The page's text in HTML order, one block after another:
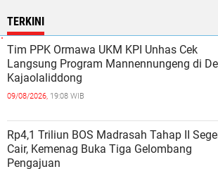
TERKINI
Tim PPK Ormawa UKM KPI Unhas Cek
Langsung Program Mannennungeng di
Kajaolaliddong
09/08/2026, 19:08 WIB
Rp4,1 Triliun BOS Madrasah Tahap II
Cair, Kemenag Buka Tiga Gelombang
Pengajuan